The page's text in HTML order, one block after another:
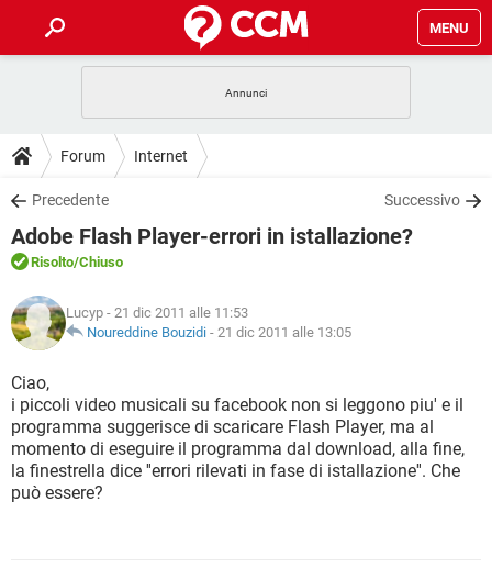
MENU
INTRATTENIMENTO
iOS
INSTAGRAM WHATSAPP
TIKTOK
HARDWARE
GUIDE
COVID-19
iOS
INSTAGRAM
TIKTOK FACEBOOK
DOWNLOAD
COVID-19 GAMING
INTRATTENIMENTO
iOS
INSTAGRAM
TIKTOK
HARDWARE
FORUM
COVID-19
INTRATTENIMENTO ANDROID
INSTAGRAM WHATSAPP
TIKTOK FACEBOOK
HARDWARE
GLOSSARIO
COVID-19
INTRATTENIMENTO
iOS WINDOWS 10
INSTAGRAM WHATSAPP
TIKTOK
Forum Internet
Precedente Successivo
Adobe Flash Player-errori in istallazione?
Risolto/Chiuso
Lucyp - 21 dic 2011 alle 11:53
Noureddine Bouzidi - 21 dic 2011 alle 13:05
Ciao,
i piccoli video musicali su facebook non si leggono piu' e il
programma suggerisce di scaricare Flash Player, ma al
momento di eseguire il programma dal download, alla fine,
la finestrella dice ''errori rilevati in fase di istallazione''. Che
può essere?